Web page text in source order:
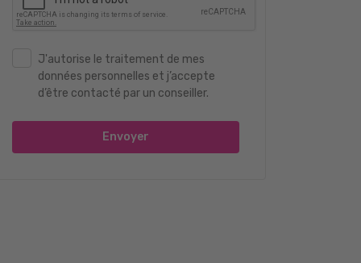
J'autorise le traitement de mes
données personnelles et j’accepte
d’être contacté par un conseiller.
Envoyer